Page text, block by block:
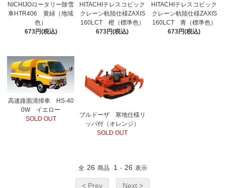
NICHIJOロータリー除雪
車HTR406 黄緑（地域
色）
673円(税込)
HITACHIテレスコピック
クレーン軌陸仕様ZAXIS
160LCT 橙（標準色）
673円(税込)
HITACHIテレスコピック
クレーン軌陸仕様ZAXIS
160LCT 青（標準色）
673円(税込)
高速路面清掃車 HS-40
0W イエロー
SOLD OUT
ブルドーザ 寒地仕様リ
ッパ付（オレンジ）
SOLD OUT
全 26 商品 1 - 26 表示
< Prev Next >